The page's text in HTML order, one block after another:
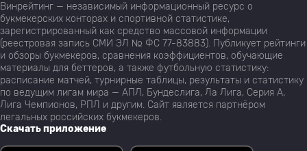
Винрейтинг — независимый информационный ресурс о
букмекерских конторах и спортивной статистике,
зарегистрированный как средство массовой информации
(реестровая запись СМИ ЭЛ № ФС 77-83883). Публикует рейтинги
и обзоры букмекеров, сравнения коэффициентов, обучающие
материалы для беттеров, а также футбольную статистику:
расписание матчей, турнирные таблицы, результаты и статистику
по ведущим лигам мира — АПЛ, Бундеслига, Ла Лига, Серия А,
Лига Чемпионов, РПЛ и другим. Сайт является партнёром
легальных российских букмекеров.
Скачать приложение